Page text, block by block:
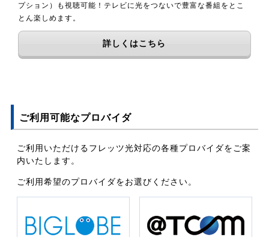
プション）も視聴可能！テレビに光をつないで豊富な番組をとこ
とん楽しめます。
詳しくはこちら
ご利用可能なプロバイダ
ご利用いただけるフレッツ光対応の各種プロバイダをご案
内いたします。
ご利用希望のプロバイダをお選びください。